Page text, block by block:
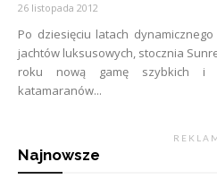
26 listopada 2012
Po dziesięciu latach
jachtów luksusowych, stocznia
roku nową gamę szybkich i
katamaranów...
R E K L A
Najnowsze